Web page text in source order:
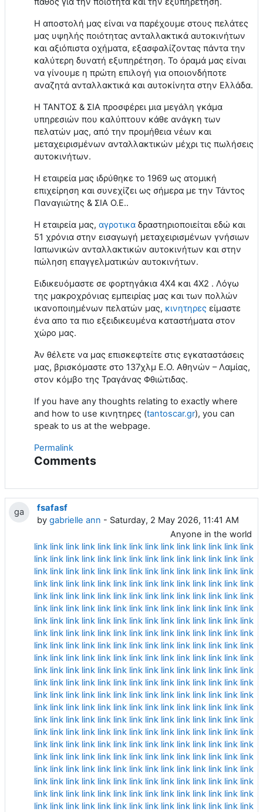
Η αποστολή μας είναι να παρέχουμε στους πελάτες
μας υψηλής ποιότητας ανταλλακτικά αυτοκινήτων
και αξιόπιστα οχήματα, εξασφαλίζοντας πάντα την
καλύτερη δυνατή εξυπηρέτηση. Το όραμά μας είναι
να γίνουμε η πρώτη επιλογή για οποιονδήποτε
αναζητά ανταλλακτικά και αυτοκίνητα στην Ελλάδα.
Η ΤΑΝΤΟΣ & ΣΙΑ προσφέρει μια μεγάλη γκάμα
υπηρεσιών που καλύπτουν κάθε ανάγκη των
πελατών μας, από την προμήθεια νέων και
μεταχειρισμένων ανταλλακτικών μέχρι τις πωλήσεις
αυτοκινήτων.
Η εταιρεία μας ιδρύθηκε το 1969 ως ατομική
επιχείρηση και συνεχίζει ως σήμερα με την Τάντος
Παναγιώτης & ΣΙΑ Ο.Ε..
Η εταιρεία μας, αγροτικα δραστηριοποιείται εδώ και
51 χρόνια στην εισαγωγή μεταχειρισμένων γνήσιων
Ιαπωνικών ανταλλακτικών αυτοκινήτων και στην
πώληση επαγγελματικών αυτοκινήτων.
Ειδικευόμαστε σε φορτηγάκια 4Χ4 και 4Χ2 . Λόγω
της μακροχρόνιας εμπειρίας μας και των πολλών
ικανοποιημένων πελατών μας, κινητηρες είμαστε
ένα απο τα πιο εξειδικευμένα καταστήματα στον
χώρο μας.
Άν θέλετε να μας επισκεφτείτε στις εγκαταστάσεις
μας, βρισκόμαστε στο 137χλμ Ε.Ο. Αθηνών – Λαμίας,
στον κόμβο της Τραγάνας Φθιώτιδας.
If you have any thoughts relating to exactly where
and how to use κινητηρες (tantoscar.gr), you can
speak to us at the webpage.
Permalink
Comments
ga
fsafasf
by gabrielle ann - Saturday, 2 May 2026, 11:41 AM
Anyone in the world
link link link link link link link link link link link link link link
link link link link link link link link link link link link link link
link link link link link link link link link link link link link link
link link link link link link link link link link link link link link
link link link link link link link link link link link link link link
link link link link link link link link link link link link link link
link link link link link link link link link link link link link link
link link link link link link link link link link link link link link
link link link link link link link link link link link link link link
link link link link link link link link link link link link link link
link link link link link link link link link link link link link link
link link link link link link link link link link link link link link
link link link link link link link link link link link link link link
link link link link link link link link link link link link link link
link link link link link link link link link link link link link link
link link link link link link link link link link link link link link
link link link link link link link link link link link link link link
link link link link link link link link link link link link link link
link link link link link link link link link link link link link link
link link link link link link link link link link link link link link
link link link link link link link link link link link link link link
link link link link link link link link link link link link link link